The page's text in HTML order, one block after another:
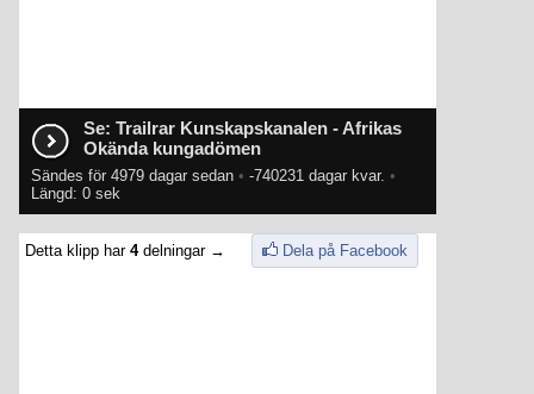
Se: Trailrar Kunskapskanalen - Afrikas
Okända kungadömen
Sändes för 4979 dagar sedan • -740231 dagar kvar. •
Längd: 0 sek
Detta klipp har 4delningar → Dela på Facebook